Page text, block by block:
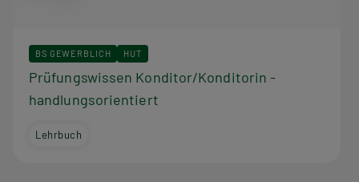
BS GEWERBLICH HUT
Prüfungswissen Konditor/Konditorin -
handlungsorientiert
Lehrbuch